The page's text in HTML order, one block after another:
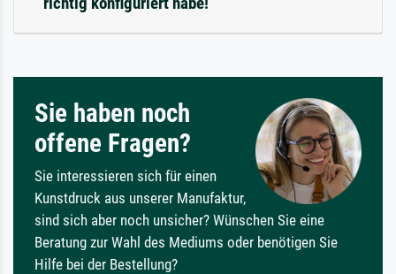
Sie haben noch
offene Fragen?
Sie interessieren sich für einen
Kunstdruck aus unserer Manufaktur,
sind sich aber noch unsicher? Wünschen Sie eine
Beratung zur Wahl des Mediums oder benötigen Sie
Hilfe bei der Bestellung?